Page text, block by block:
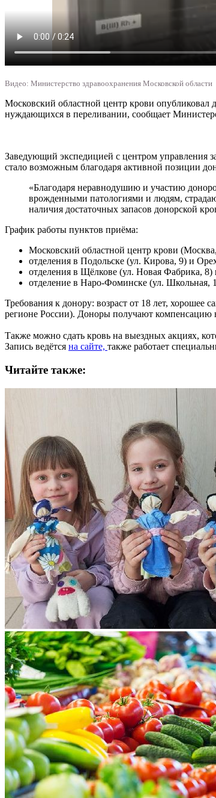
Видео: Министерство здравоохранения Московской области
Московский областной центр крови опубликовал
нуждающихся в переливании, сообщает
Заведующий экспедицией с центром управления
стало возможным благодаря активной позиции
«Благодаря неравнодушию и участию
врожденными патологиями и людям,
наличия достаточных запасов донорской
График работы пунктов приёма:
Московский областной центр крови
отделения в Подольске (ул. Кирова, 9) и
отделения в Щёлкове (ул. Новая Фабрика,
отделение в Наро-Фоминске (ул. Школьная,
Требования к донору: возраст от 18 лет,
регионе России). Доноры получают компенсацию
Также можно сдать кровь на выездных акциях,
Запись ведётся на сайте, также работает
Читайте также: